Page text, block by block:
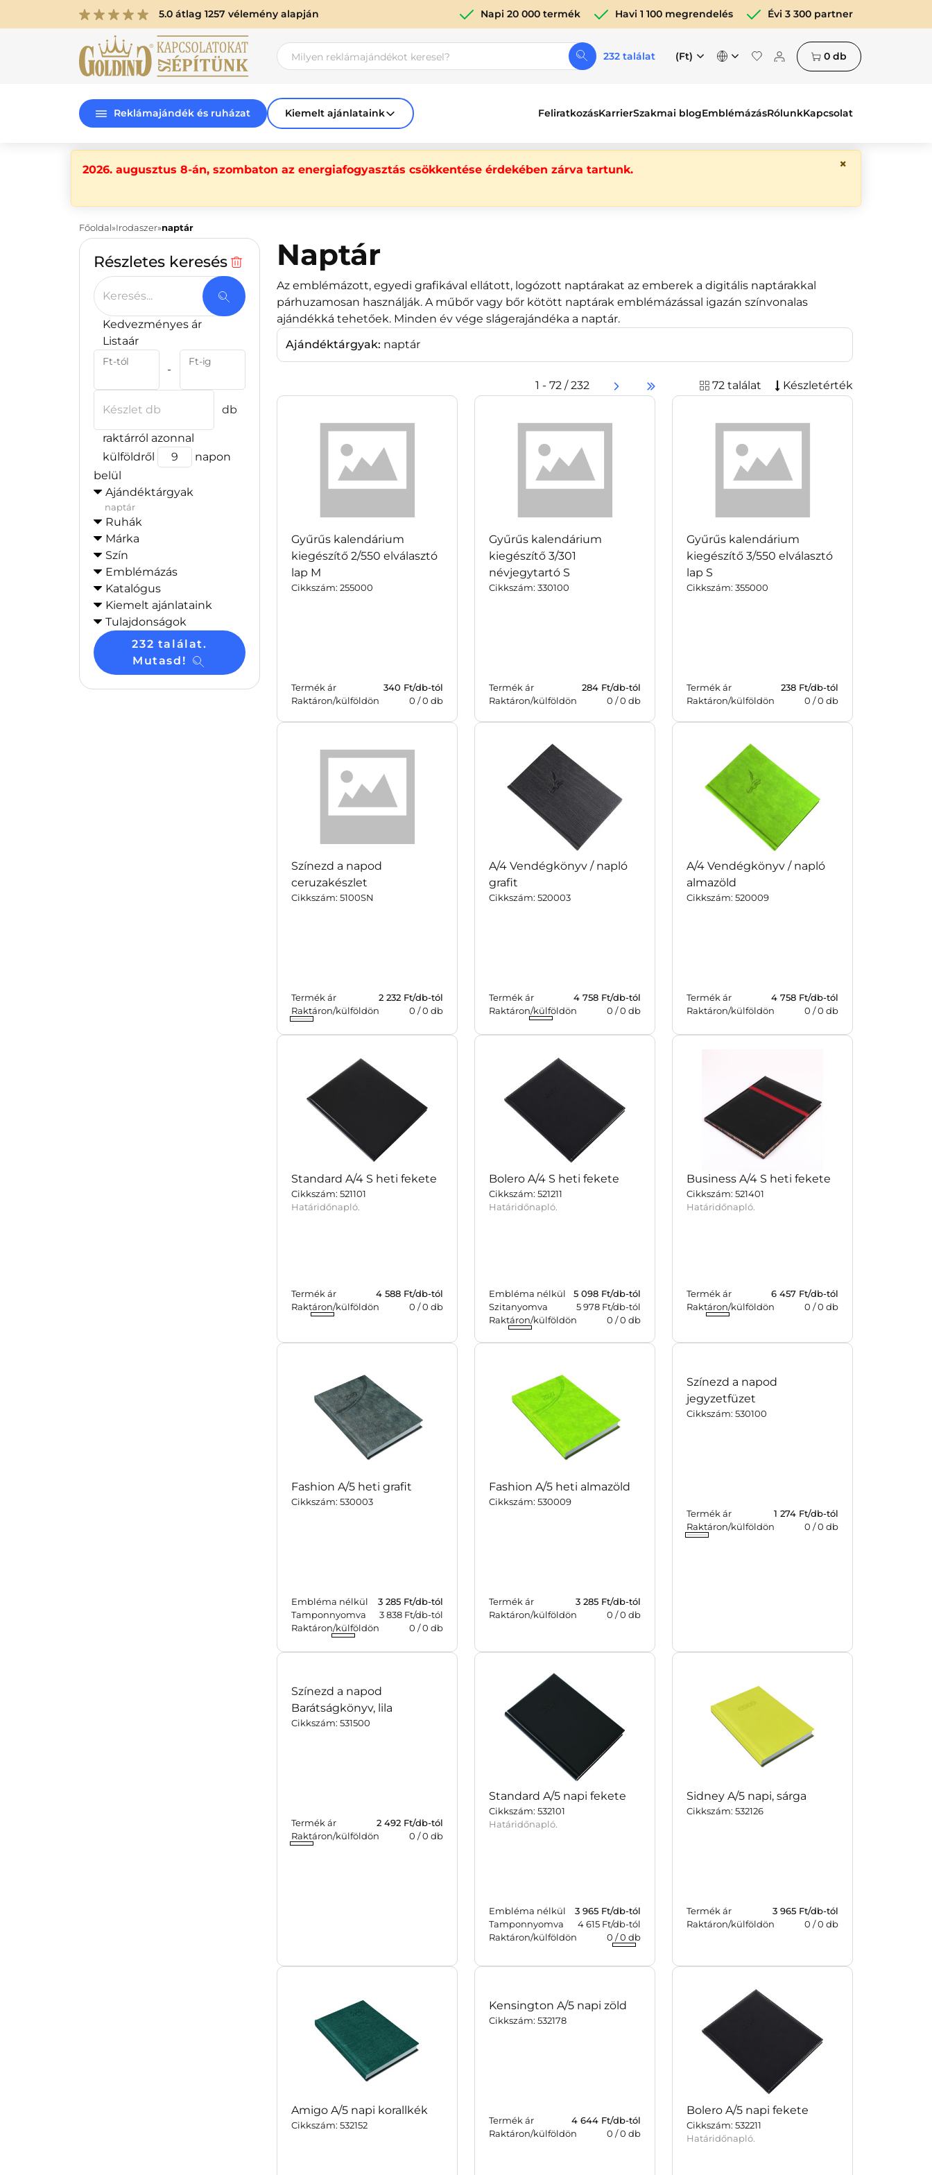
5.0 átlag 1257 vélemény alapján Napi 20 000 termék Havi 1 100 megrendelés Évi 3 300 partner
232 találat (Ft) 0 db
Reklámajándék és ruházat Kiemelt ajánlataink FeliratkozásKarrierSzakmai blogEmblémázásRólunkKapcsolat
×
2026. augusztus 8-án, szombaton az energiafogyasztás csökkentése érdekében zárva tartunk.
Főoldal Irodaszer naptár
Részletes keresés
Keresés...
Kedvezményes ár
Listaár
Ft-tól
-
Ft-ig
Készlet db db
raktárról azonnal
külföldről
napon
belül
Ajándéktárgyak
naptár
Ruhák
Márka
Szín
Emblémázás
Katalógus
Kiemelt ajánlataink
Tulajdonságok
232 találat.
Mutasd!
Naptár
Az emblémázott, egyedi grafikával ellátott, logózott naptárakat az emberek a digitális naptárakkal
párhuzamosan használják. A műbőr vagy bőr kötött naptárak emblémázással igazán színvonalas
ajándékká tehetőek. Minden év vége slágerajándéka a naptár.
Ajándéktárgyak: naptár
72 találat Készletérték
1 - 72 / 232
Gyűrűs kalendárium
kiegészítő 2/550 elválasztó
lap M
Cikkszám: 255000
Termék ár 340 Ft/db-tól
Raktáron/külföldön
0 /0 db
Gyűrűs kalendárium
kiegészítő 3/301
névjegytartó S
Cikkszám: 330100
Termék ár 284Ft/db-tól
Raktáron/külföldön
0 /0 db
Gyűrűs kalendárium
kiegészítő 3/550 elválasztó
lap S
Cikkszám: 355000
Termék ár 238Ft/db-tól
Raktáron/külföldön
0 /0 db
Színezd a napod
ceruzakészlet
Cikkszám: 5100SN
Termék ár 2 232Ft/db-tól
Raktáron/külföldön
0 /0 db
A/4 Vendégkönyv / napló
grafit
Cikkszám: 520003
Termék ár 4 758Ft/db-tól
Raktáron/külföldön
0 /0 db
A/4 Vendégkönyv / napló
almazöld
Cikkszám: 520009
Termék ár 4 758Ft/db-tól
Raktáron/külföldön
0 /0 db
Standard A/4 S heti fekete
Cikkszám: 521101
Határidőnapló.
Termék ár 4 588Ft/db-tól
Raktáron/külföldön
0 /0 db
Bolero A/4 S heti fekete
Cikkszám: 521211
Határidőnapló.
Embléma nélkül 5 098Ft/db-tól
Szitanyomva
5 978 Ft/db-tól
Raktáron/külföldön
0 /0 db
Business A/4 S heti fekete
Cikkszám: 521401
Határidőnapló.
Termék ár 6 457Ft/db-tól
Raktáron/külföldön
0 /0 db
Fashion A/5 heti grafit
Cikkszám: 530003
Embléma nélkül 3 285Ft/db-tól
Tamponnyomva
3 838 Ft/db-tól
Raktáron/külföldön
0 /0 db
Fashion A/5 heti almazöld
Cikkszám: 530009
Termék ár 3 285Ft/db-tól
Raktáron/külföldön
0 /0 db
Cikkszám: 530100
Barátságkönyv, lila
Cikkszám: 531500
Standard A/5 napi fekete
Cikkszám: 532101
Határidőnapló.
Embléma nélkül 3 965Ft/db-tól
Tamponnyomva
4 615 Ft/db-tól
Raktáron/külföldön
0/0db
Sidney A/5 napi, sárga
Cikkszám: 532126
Termék ár 3 965Ft/db-tól
Raktáron/külföldön
0 / 0 db
Amigo A/5 napi korallkék
Cikkszám: 532152
Kensington A/5 napi zöld
Cikkszám: 532178
Bolero A/5 napi fekete
Cikkszám: 532211
Határidőnapló.